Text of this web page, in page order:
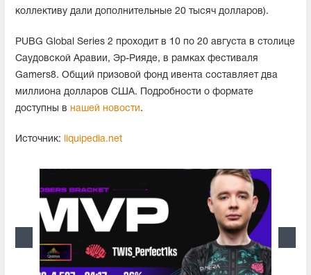
коллективу дали дополнительные 20 тысяч долларов).
PUBG Global Series 2 проходит в 10 по 20 августа в столице
Саудовской Аравии, Эр-Рияде, в рамках фестиваля
Gamers8. Общий призовой фонд ивента составляет два
миллиона долларов США. Подробности о формате
доступны в нашей новости.
Источник: liquipedia.net